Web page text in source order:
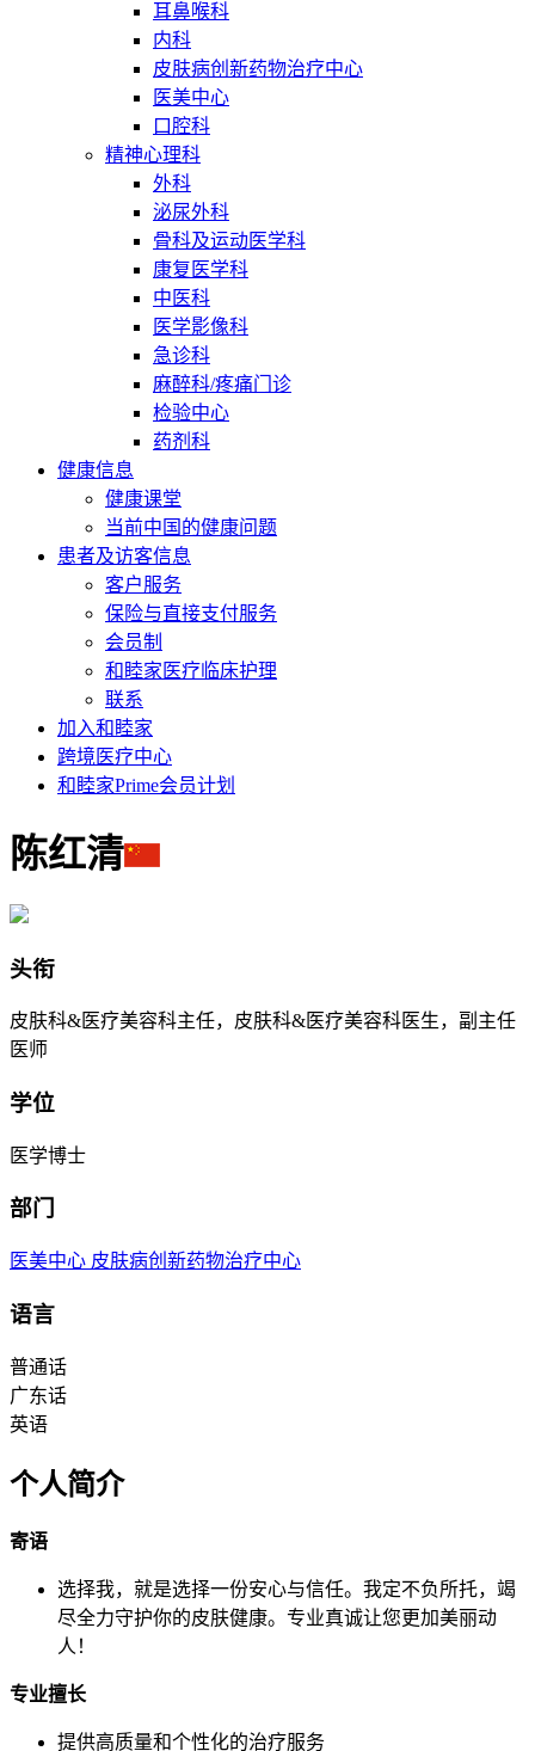
耳鼻喉科
内科
皮肤病创新药物治疗中心
医美中心
口腔科
精神心理科
外科
泌尿外科
骨科及运动医学科
康复医学科
中医科
医学影像科
急诊科
麻醉科/疼痛门诊
检验中心
药剂科
健康信息
健康课堂
当前中国的健康问题
患者及访客信息
客户服务
保险与直接支付服务
会员制
和睦家医疗临床护理
联系
加入和睦家
跨境医疗中心
和睦家Prime会员计划
陈红清
头衔
皮肤科&医疗美容科主任，皮肤科&医疗美容科医生，副主任
医师
学位
医学博士
部门
医美中心 皮肤病创新药物治疗中心
语言
普通话
广东话
英语
个人简介
寄语
选择我，就是选择一份安心与信任。我定不负所托，竭
尽全力守护你的皮肤健康。专业真诚让您更加美丽动
人！
专业擅长
提供高质量和个性化的治疗服务